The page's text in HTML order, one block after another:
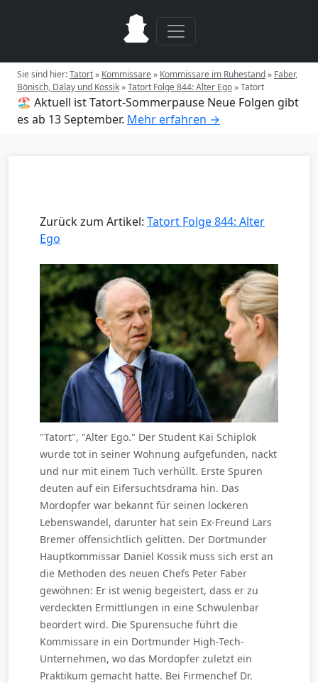
Sie sind hier:Tatort» Kommissare» Kommissare im Ruhestand» Faber,
Bönisch, Dalay und Kossik»Tatort Folge 844: Alter Ego»Tatort
🏖️ Aktuell ist Tatort-Sommerpause Neue Folgen gibt
es ab 13 September. Mehr erfahren →
Zurück zum Artikel: Tatort Folge 844: Alter
Ego
"Tatort", "Alter Ego." Der Student Kai Schiplok
wurde tot in seiner Wohnung aufgefunden, nackt
und nur mit einem Tuch verhüllt. Erste Spuren
deuten auf ein Eifersuchtsdrama hin. Das
Mordopfer war bekannt für seinen lockeren
Lebenswandel, darunter hat sein Ex-Freund Lars
Bremer offensichtlich gelitten. Der Dortmunder
Hauptkommissar Daniel Kossik muss sich erst an
die Methoden des neuen Chefs Peter Faber
gewöhnen: Er ist wenig begeistert, dass er zu
verdeckten Ermittlungen in eine Schwulenbar
beordert wird. Die Spurensuche führt die
Kommissare in ein Dortmunder High-Tech-
Unternehmen, wo das Mordopfer zuletzt ein
Praktikum gemacht hatte. Bei Firmenchef Dr.